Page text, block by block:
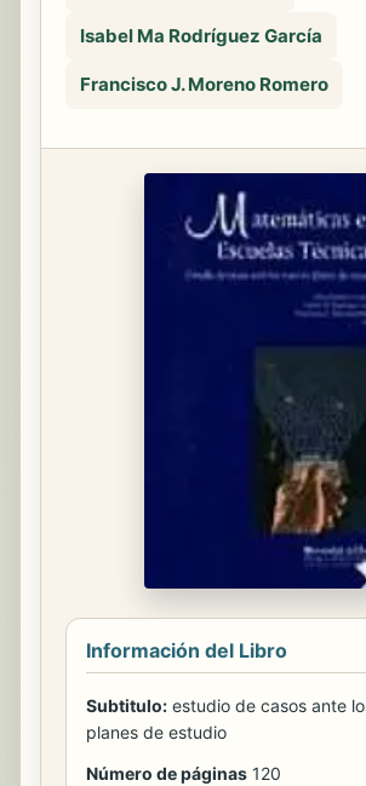
Isabel Ma Rodríguez García
Francisco J. Moreno Romero
Información del Libro
Subtitulo: estudio de casos ante
planes de estudio
Número de páginas 120